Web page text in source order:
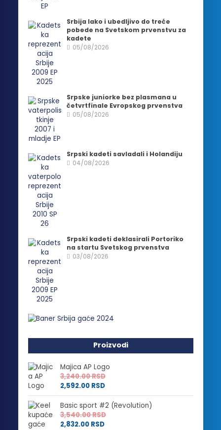
Srbija lako i ubedljivo do treće
pobede na Svetskom prvenstvu za
kadete
05/08/2026
Srpske juniorke bez plasmana u
četvrtfinale Evropskog prvenstva
05/08/2026
Srpski kadeti savladali i Holandiju
04/08/2026
Srpski kadeti deklasirali Portoriko
na startu Svetskog prvenstva
03/08/2026
Proizvodi
Majica AP Logo
3,240.00RSD
2,592.00 RSD
Basic sport #2 (Revolution)
3,540.00RSD
2,832.00 RSD